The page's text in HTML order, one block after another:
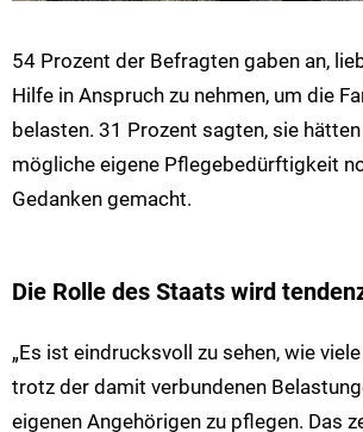
54 Prozent der Befragten gaben an,
Hilfe in Anspruch zu nehmen, um die
belasten. 31 Prozent sagten, sie
mögliche eigene Pflegebedürftigkeit
Gedanken gemacht.
Die Rolle des Staats wird
„Es ist eindrucksvoll zu sehen, wie
trotz der damit verbundenen
eigenen Angehörigen zu pflegen. Das